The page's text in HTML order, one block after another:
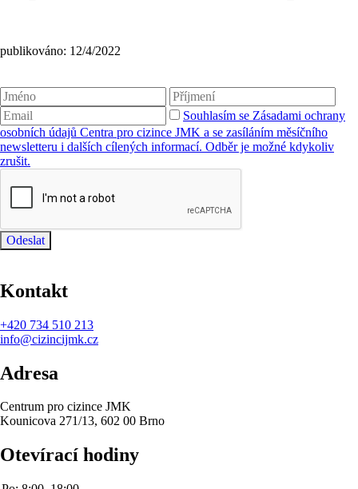
publikováno: 12/4/2022
Souhlasím se Zásadami ochrany
osobních údajů Centra pro cizince JMK a se zasíláním měsíčního
newsletteru i dalších cílených informací. Odběr je možné kdykoliv
zrušit.
Odeslat
Kontakt
+420 734 510 213
info@cizincijmk.cz
Adresa
Centrum pro cizince JMK
Kounicova 271/13, 602 00 Brno
Otevírací hodiny